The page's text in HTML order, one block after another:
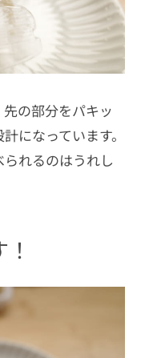
の部分をパキッ
になっています。
れるのはうれし